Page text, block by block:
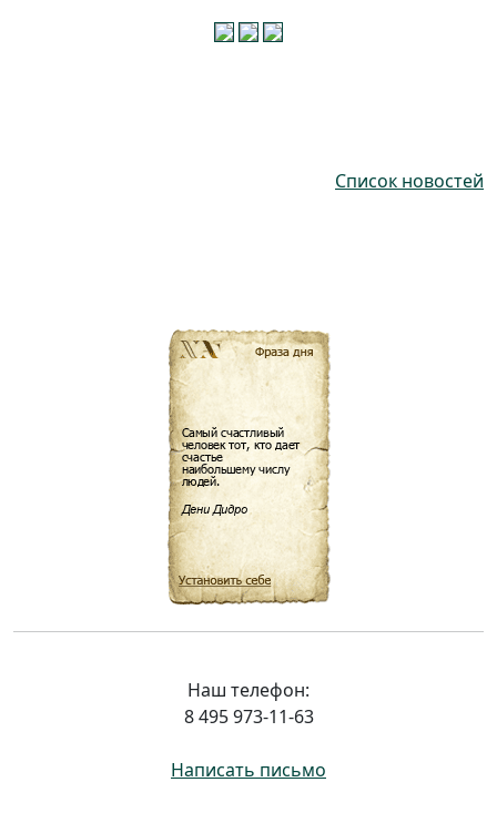
Список новостей
Наш телефон:
8 495 973-11-63
Написать письмо